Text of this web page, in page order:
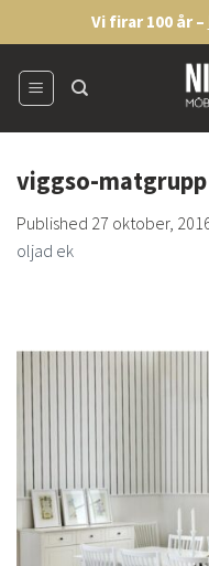
to
content
Vi firar 100 år –
viggso-matgrupp
Published 27 oktober,
oljad ek